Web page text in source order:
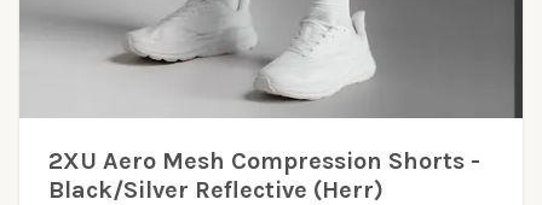
2XU Aero Mesh Compression Shorts -
Black/Silver Reflective (Herr)